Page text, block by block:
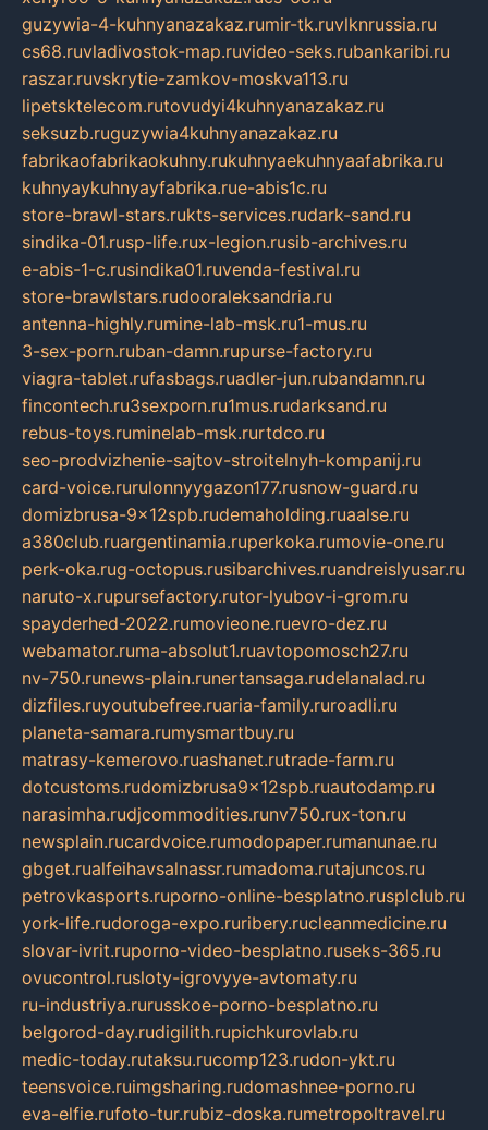
guzywia-4-kuhnyanazakaz.rumir-tk.ruvlknrussia.ru
cs68.ruvladivostok-map.ruvideo-seks.rubankaribi.ru
raszar.ruvskrytie-zamkov-moskva113.ru
lipetsktelecom.rutovudyi4kuhnyanazakaz.ru
seksuzb.ruguzywia4kuhnyanazakaz.ru
fabrikaofabrikaokuhny.rukuhnyaekuhnyaafabrika.ru
kuhnyaykuhnyayfabrika.rue-abis1c.ru
store-brawl-stars.rukts-services.rudark-sand.ru
sindika-01.rusp-life.rux-legion.rusib-archives.ru
e-abis-1-c.rusindika01.ruvenda-festival.ru
store-brawlstars.rudooraleksandria.ru
antenna-highly.rumine-lab-msk.ru1-mus.ru
3-sex-porn.ruban-damn.rupurse-factory.ru
viagra-tablet.rufasbags.ruadler-jun.rubandamn.ru
fincontech.ru3sexporn.ru1mus.rudarksand.ru
rebus-toys.ruminelab-msk.rurtdco.ru
seo-prodvizhenie-sajtov-stroitelnyh-kompanij.ru
card-voice.rurulonnyygazon177.rusnow-guard.ru
domizbrusa-9x12spb.rudemaholding.ruaalse.ru
a380club.ruargentinamia.ruperkoka.rumovie-one.ru
perk-oka.rug-octopus.rusibarchives.ruandreislyusar.ru
naruto-x.rupursefactory.rutor-lyubov-i-grom.ru
spayderhed-2022.rumovieone.ruevro-dez.ru
webamator.ruma-absolut1.ruavtopomosch27.ru
nv-750.runews-plain.runertansaga.rudelanalad.ru
dizfiles.ruyoutubefree.ruaria-family.ruroadli.ru
planeta-samara.rumysmartbuy.ru
matrasy-kemerovo.ruashanet.rutrade-farm.ru
dotcustoms.rudomizbrusa9x12spb.ruautodamp.ru
narasimha.rudjcommodities.runv750.rux-ton.ru
newsplain.rucardvoice.rumodopaper.rumanunae.ru
gbget.rualfeihavsalnassr.rumadoma.rutajuncos.ru
petrovkasports.ruporno-online-besplatno.rusplclub.ru
york-life.rudoroga-expo.ruribery.rucleanmedicine.ru
slovar-ivrit.ruporno-video-besplatno.ruseks-365.ru
ovucontrol.rusloty-igrovyye-avtomaty.ru
ru-industriya.rurusskoe-porno-besplatno.ru
belgorod-day.rudigilith.rupichkurovlab.ru
medic-today.rutaksu.rucomp123.rudon-ykt.ru
teensvoice.ruimgsharing.rudomashnee-porno.ru
eva-elfie.rufoto-tur.rubiz-doska.rumetropoltravel.ru